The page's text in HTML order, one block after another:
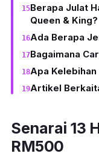
Berapa Julat
Queen & King?
Ada Berapa
Bagaimana
Apa
Artikel
Senarai 13
RM500